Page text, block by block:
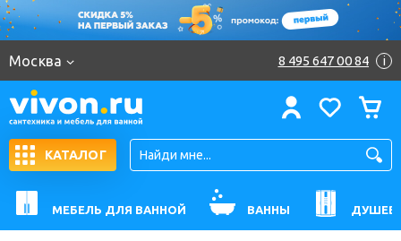
Москва 8 495 647 00 84 i
КАТАЛОГ
МЕБЕЛЬ ДЛЯ ВАННОЙ ВАННЫ